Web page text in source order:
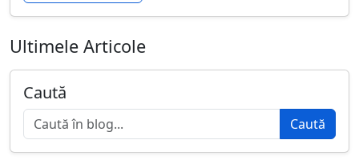
Ultimele Articole
Caută
Caută